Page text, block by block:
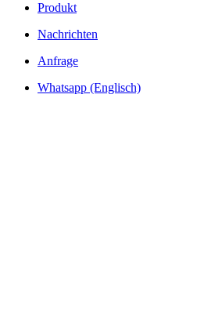
Produkt
Nachrichten
Anfrage
Whatsapp (Englisch)